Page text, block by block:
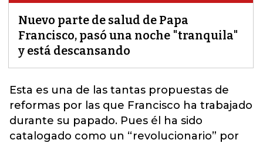
Nuevo parte de salud de Papa
Francisco, pasó una noche "tranquila"
y está descansando
Esta es una de las tantas propuestas de
reformas por las que Francisco ha trabajado
durante su papado. Pues él ha sido
catalogado como un “revolucionario” por